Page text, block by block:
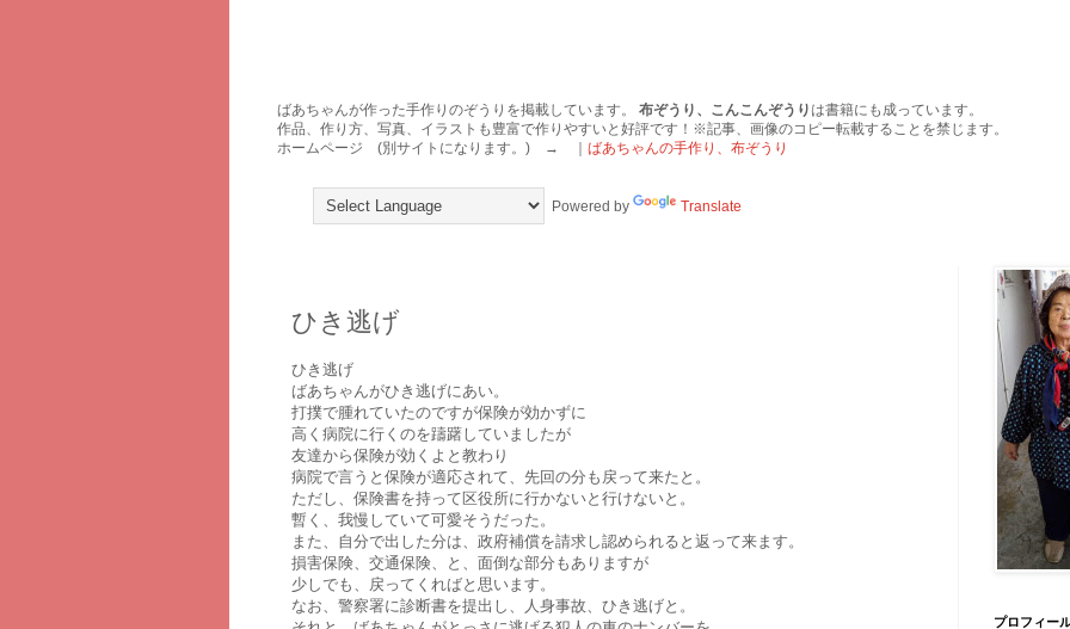
ばあちゃんが作った手作りのぞうりを掲載しています。 布ぞうり、こんこんぞうり は書籍にも成っています。
作品、作り方、写真、イラストも豊富で作りやすいと好評です！※記事、画像のコピー転載することを禁じます。
ホームページ (別サイトになります。) → ｜ ばあちゃんの手作り、布ぞうり
Powered by Translate
ひき逃げ
ひき逃げ
ばあちゃんがひき逃げにあい。
打撲で腫れていたのですが保険が効かずに
高く病院に行くのを躊躇していましたが
友達から保険が効くよと教わり
病院で言うと保険が適応されて、先回の分も戻って来たと。
ただし、保険書を持って区役所に行かないと行けないと。
暫く、我慢していて可愛そうだった。
また、自分で出した分は、政府補償を請求し認められると返って来ます。
損害保険、交通保険、と、面倒な部分もありますが
少しでも、戻ってくればと思います。
なお、警察署に診断書を提出し、人身事故、ひき逃げと。
プロフィー